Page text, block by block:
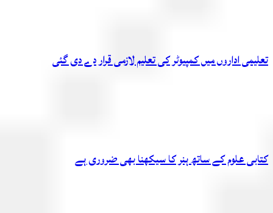
تعلیمی اداروں میں کمپیوٹر کی تعلیم لازمی قرار دے دی گئی
کتابی علوم کے ساتھ ہنر کا سیکھنا بھی ضروری ہے